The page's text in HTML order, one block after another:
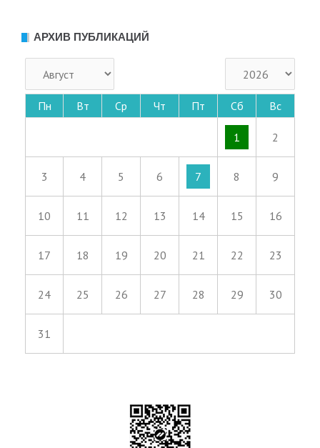
АРХИВ ПУБЛИКАЦИЙ
Пн Вт Ср Чт Пт Сб Вс
1 2
3 4 5 6 7 8 9
10 11 12 13 14 15 16
17 18 19 20 21 22 23
24 25 26 27 28 29 30
31